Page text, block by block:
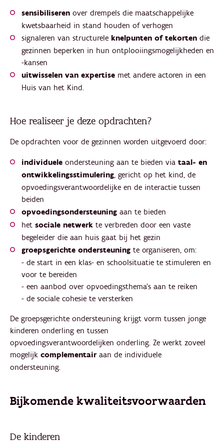
sensibiliseren over drempels die maatschappelijke
kwetsbaarheid in stand houden of verhogen
signaleren van structurele knelpunten of tekorten die
gezinnen beperken in hun ontplooiingsmogelijkheden en
-kansen
uitwisselen van expertise met andere actoren in een
Huis van het Kind.
Hoe realiseer je deze opdrachten?
De opdrachten voor de gezinnen worden uitgevoerd door:
individuele ondersteuning aan te bieden via taal- en
ontwikkelingsstimulering, gericht op het kind, de
opvoedingsverantwoordelijke en de interactie tussen
beiden
opvoedingsondersteuning aan te bieden
het sociale netwerk te verbreden door een vaste
begeleider die aan huis gaat bij het gezin
groepsgerichte ondersteuning te organiseren, om:
- de start in een klas- en schoolsituatie te stimuleren en
voor te bereiden
- een aanbod over opvoedingsthema's aan te reiken
- de sociale cohesie te versterken
De groepsgerichte ondersteuning krijgt vorm tussen jonge
kinderen onderling en tussen
opvoedingsverantwoordelijken onderling. Ze werkt zoveel
mogelijk complementair aan de individuele
ondersteuning.
Bijkomende kwaliteitsvoorwaarden
De kinderen